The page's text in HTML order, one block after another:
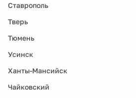
Ставрополь
Тверь
Тюмень
Усинск
Ханты-Мансийск
Чайковский